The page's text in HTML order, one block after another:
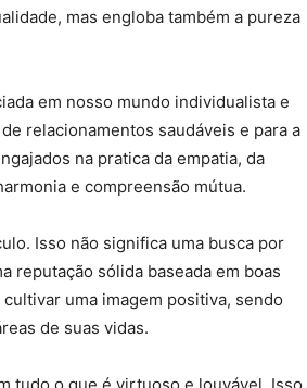
mas engloba também a pureza
em nosso mundo individualista e
relacionamentos saudáveis e para a
na pratica da empatia, da
e compreensão mútua.
Isso não significa uma busca por
reputação sólida baseada em boas
uma imagem positiva, sendo
de suas vidas.